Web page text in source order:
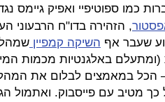
כמו ספוטיפיי ואפיק גיימס
, הזהירה בדו"ח הרבעוני
שעבר אף השיקה קמפיין
באלגנטיות מכמות
– הכל במאמצים לבלום את
מטיב עם פייסבוק. ואתמול